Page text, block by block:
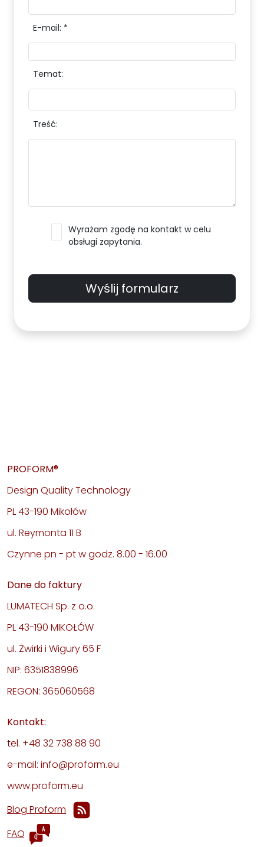
E-mail: *
Temat:
Treść:
Wyrażam zgodę na kontakt w celu
obsługi zapytania.
Wyślij formularz
PROFORM®
Design Quality Technology
PL 43-190 Mikołów
ul. Reymonta 11 B
Czynne pn - pt w godz. 8.00 - 16.00
Dane do faktury
LUMATECH Sp. z o.o.
PL 43-190 MIKOŁÓW
ul. Żwirki i Wigury 65 F
NIP: 6351838996
REGON: 365060568
Kontakt:
tel. +48 32 738 88 90
e-mail: info@proform.eu
www.proform.eu
Blog Proform
FAQ